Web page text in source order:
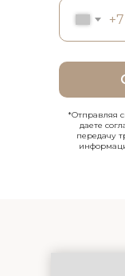
+7
*Отправляя
даете
передачу